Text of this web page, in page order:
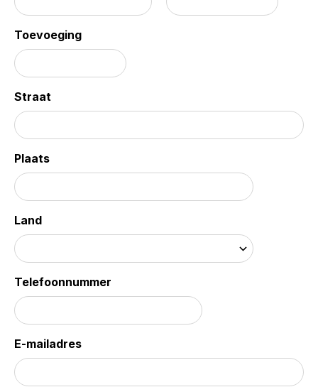
Toevoeging
Straat
Plaats
Land
Telefoonnummer
E-mailadres